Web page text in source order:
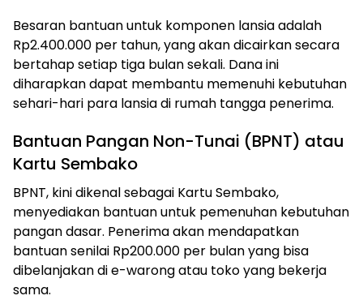
Besaran bantuan untuk komponen lansia adalah
Rp2.400.000 per tahun, yang akan dicairkan secara
bertahap setiap tiga bulan sekali. Dana ini
diharapkan dapat membantu memenuhi kebutuhan
sehari-hari para lansia di rumah tangga penerima.
Bantuan Pangan Non-Tunai (BPNT) atau
Kartu Sembako
BPNT, kini dikenal sebagai Kartu Sembako,
menyediakan bantuan untuk pemenuhan kebutuhan
pangan dasar. Penerima akan mendapatkan
bantuan senilai Rp200.000 per bulan yang bisa
dibelanjakan di e-warong atau toko yang bekerja
sama.